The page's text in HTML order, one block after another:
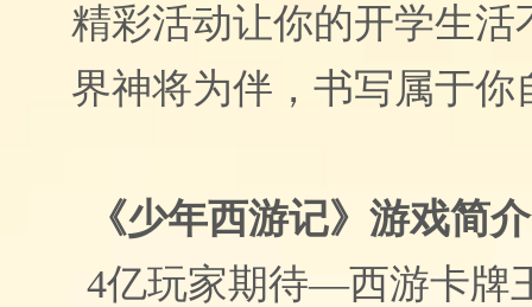
精彩活动让你的开学生活
界神将为伴，书写属于你
《少年西游记》游戏简
4亿玩家期待—西游卡牌